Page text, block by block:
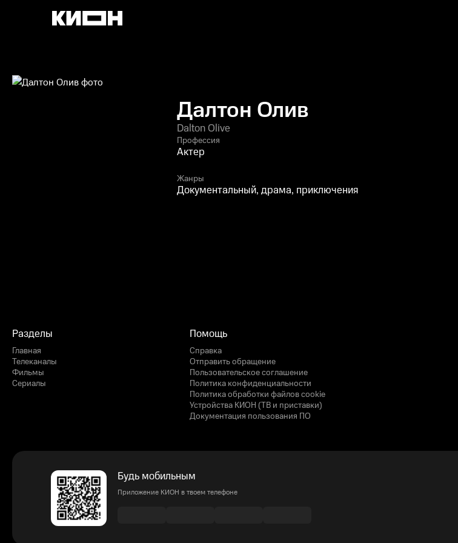
Далтон Олив
Dalton Olive
Профессия
Актер
Жанры
Документальный, драма, приключения
Разделы
Главная
Телеканалы
Фильмы
Сериалы
Помощь
Справка
Отправить обращение
Пользовательское соглашение
Политика конфиденциальности
Политика обработки файлов cookie
Устройства КИОН (ТВ и приставки)
Документация пользования ПО
Будь мобильным
Приложение КИОН в твоем телефоне